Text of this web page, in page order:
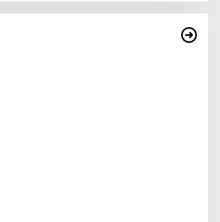
dan Penjual, Tim polres
Diminta Segera